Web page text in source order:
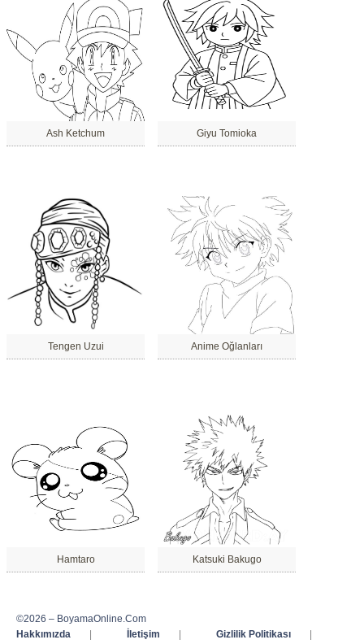
Ash Ketchum Giyu Tomioka
Tengen Uzui Anime Oğlanları
Hamtaro Katsuki Bakugo
©2026 – BoyamaOnline.Com
Hakkımızda
İletişim Gizlilik Politikası